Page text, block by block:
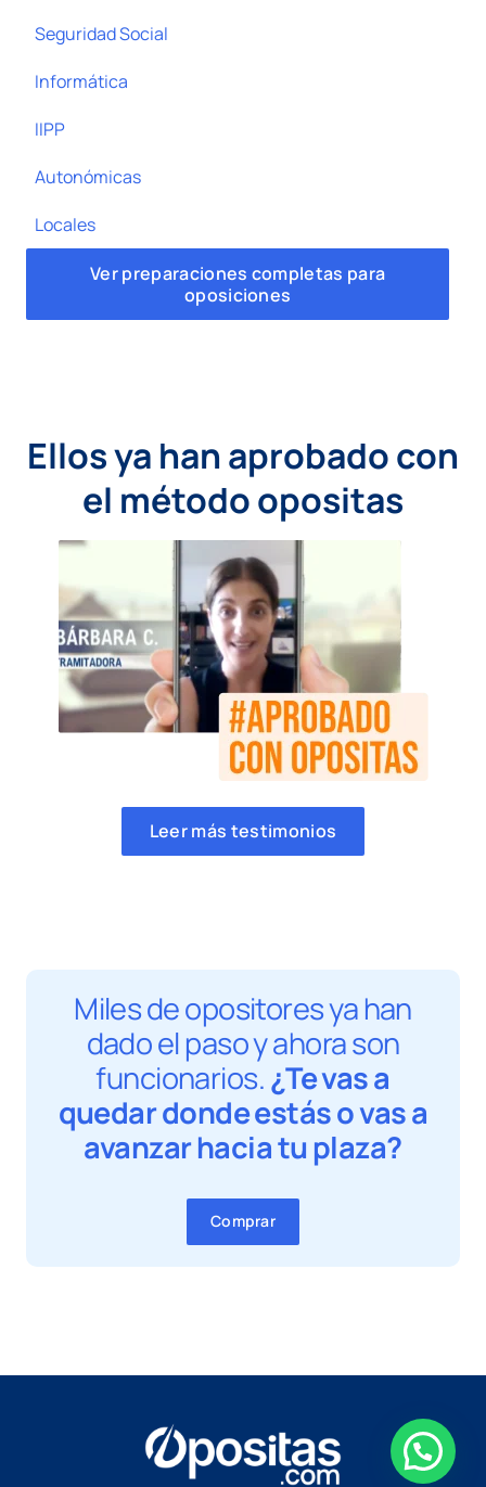
Seguridad Social
Informática
IIPP
Autonómicas
Locales
Ver preparaciones completas para
oposiciones
Ellos ya han aprobado con
el método opositas
Leer más testimonios
Miles de opositores ya han
dado el paso y ahora son
funcionarios.¿Te vas a
quedar donde estás o vas a
avanzar hacia tu plaza?
Comprar